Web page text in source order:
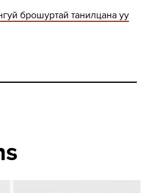
брошуртай танилцана уу